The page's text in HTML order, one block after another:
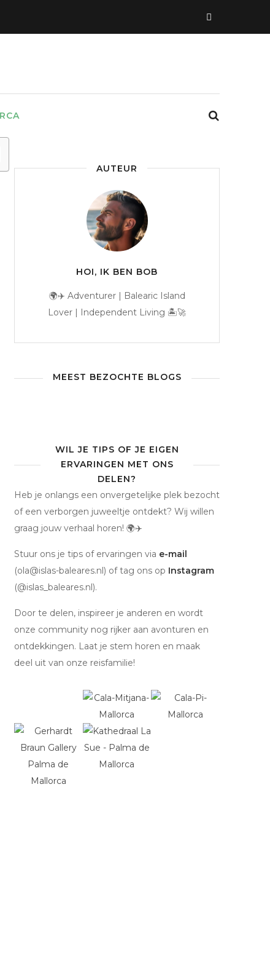
AUTEUR
HOI, IK BEN BOB
🌍✈️ Adventurer | Balearic Island
Lover | Independent Living 🏝️🚀
MEEST BEZOCHTE BLOGS
Praktische
voor
bezoek
moet
weten
dj’s
moet
verborgen
AntoniWIL JE TIPS OF JE EIGEN
ERVARINGEN MET ONS
DELEN?
Heb je onlangs een onvergetelijke plek bezocht
of een verborgen juweeltje ontdekt? Wij willen
graag jouw verhaal horen! 🌍✈️
Stuur ons je tips of ervaringen via e-mail
(ola@islas-baleares.nl) of tag ons op Instagram
(@islas_baleares.nl).
Door te delen, inspireer je anderen en wordt
onze community nog rijker aan avonturen en
ontdekkingen. Laat je stem horen en maak
deel uit van onze reisfamilie!